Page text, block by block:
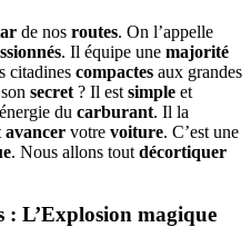
de nos routes. On l’appelle
. Il équipe une majorité
citadines compactes aux grandes
secret ? Il est simple et
du carburant. Il la
avancer votre voiture. C’est une
. Nous allons tout décortiquer
: L’Explosion magique